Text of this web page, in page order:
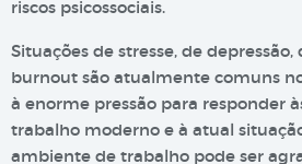
riscos psicossociais.
Situações de stresse, de
burnout são atualmente comuns
à enorme pressão para responder
trabalho moderno e à atual
ambiente de trabalho pode ser